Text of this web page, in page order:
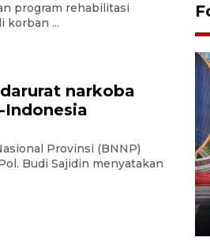
program rehabilitasi
korban ...
narkoba
Provinsi (BNNP)
Budi Sajidin menyatakan
DPR tinjau
sebidang di